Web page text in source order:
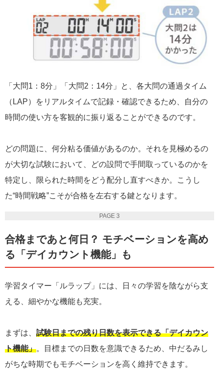
「大問1：8分」「大問2：14分」と、各大問の通過タイム
（LAP）をリアルタイムで記録・確認できるため、自分の
時間の使い方を客観的に振り返ることができるのです。
どの問題に、何分粘る価値があるのか。それを見極めるの
が大切な試験において、どの設問で手間取っているのかを
特定し、限られた時間をどう配分し直すべきか。こうし
た“時間戦略”こそが合格を左右する鍵となります。
PAGE 3
合格まであと何日？ モチベーションを高め
る「デイカウント機能」も
学習タイマー「ルラップ」には、日々の学習を陰ながら支
える、細やかな機能も充実。
まずは、 試験日までの残り日数を表示できる「デイカウン
ト機能」。目標までの日数を意識できるため、中だるみし
がちな時期でもモチベーションを高く維持できます。